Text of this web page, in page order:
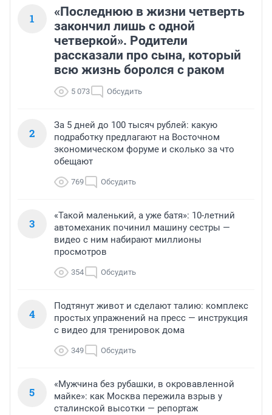
1
«Последнюю в жизни четверть
закончил лишь с одной
четверкой». Родители
рассказали про сына, который
всю жизнь боролся с раком
5 073 Обсудить
2
За 5 дней до 100 тысяч рублей: какую
подработку предлагают на Восточном
экономическом форуме и сколько за что
обещают
769 Обсудить
3
«Такой маленький, а уже батя»: 10-летний
автомеханик починил машину сестры —
видео с ним набирают миллионы
просмотров
354 Обсудить
4
Подтянут живот и сделают талию: комплекс
простых упражнений на пресс — инструкция
с видео для тренировок дома
349 Обсудить
5
«Мужчина без рубашки, в окровавленной
майке»: как Москва пережила взрыв у
сталинской высотки — репортаж